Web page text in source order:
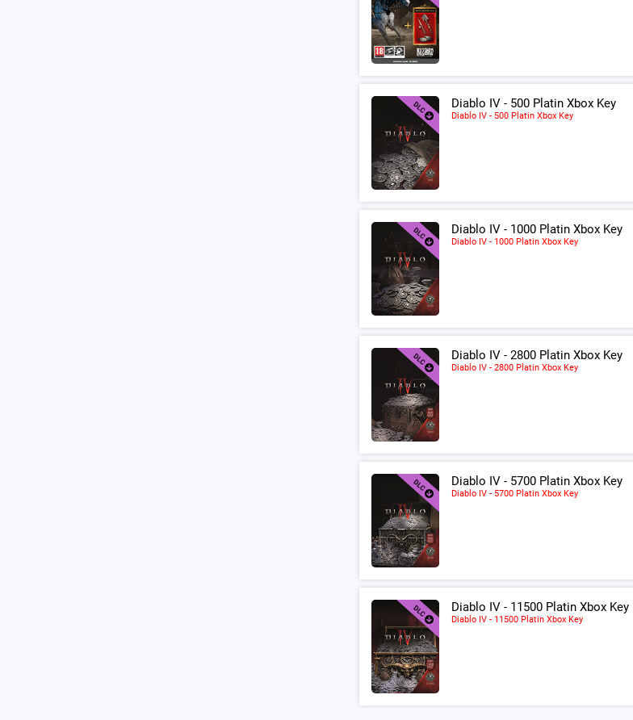
Diablo IV - 500 Platin Xbox Key
Diablo IV - 500 Platin Xbox Key
Diablo IV - 1000 Platin Xbox Key
Diablo IV - 1000 Platin Xbox Key
Diablo IV - 2800 Platin Xbox Key
Diablo IV - 2800 Platin Xbox Key
Diablo IV - 5700 Platin Xbox Key
Diablo IV - 5700 Platin Xbox Key
Diablo IV - 11500 Platin Xbox Key
Diablo IV - 11500 Platin Xbox Key